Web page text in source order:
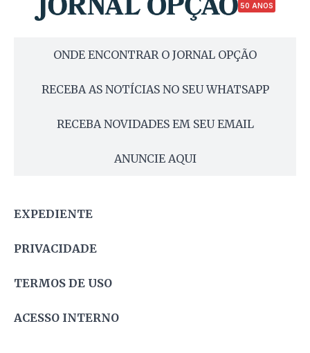
50 ANOS
ONDE ENCONTRAR O JORNAL OPÇÃO
RECEBA AS NOTÍCIAS NO SEU WHATSAPP
RECEBA NOVIDADES EM SEU EMAIL
ANUNCIE AQUI
EXPEDIENTE
PRIVACIDADE
TERMOS DE USO
ACESSO INTERNO